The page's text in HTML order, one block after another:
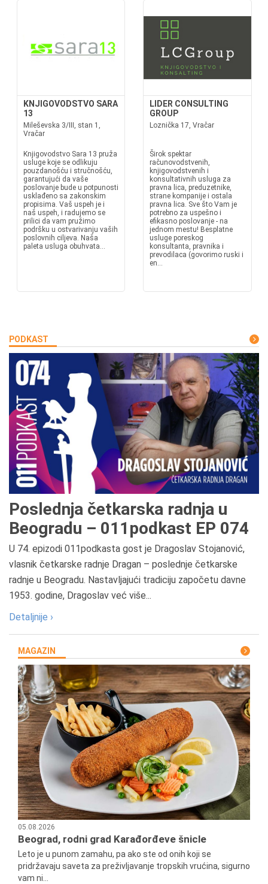
KNJIGOVODSTVO SARA
13
Mileševska 3/III, stan 1,
Vračar
Knjigovodstvo Sara 13 pruža
usluge koje se odlikuju
pouzdanošću i stručnošću,
garantujući da vaše
poslovanje bude u potpunosti
usklađeno sa zakonskim
propisima. Vaš uspeh je i
naš uspeh, i radujemo se
prilici da vam pružimo
podršku u ostvarivanju vaših
poslovnih ciljeva. Naša
paleta usluga obuhvata...
LIDER CONSULTING
GROUP
Loznička 17, Vračar
Širok spektar
računovodstvenih,
knjigovodstvenih i
konsultativnih usluga za
pravna lica, preduzetnike,
strane kompanije i ostala
pravna lica. Sve što Vam je
potrebno za uspešno i
efikasno poslovanje - na
jednom mestu! Besplatne
usluge poreskog
konsultanta, pravnika i
prevodilaca (govorimo ruski i
en...
PODKAST
Poslednja četkarska radnja u
Beogradu – 011podkast EP 074
U 74. epizodi 011podkasta gost je Dragoslav Stojanović,
vlasnik četkarske radnje Dragan – poslednje četkarske
radnje u Beogradu. Nastavljajući tradiciju započetu davne
1953. godine, Dragoslav već više...
Detaljnije ›
MAGAZIN
05.08.2026
Beograd, rodni grad Karađorđeve šnicle
Leto je u punom zamahu, pa ako ste od onih koji se
pridržavaju saveta za preživljavanje tropskih vrućina, sigurno
vam ni...